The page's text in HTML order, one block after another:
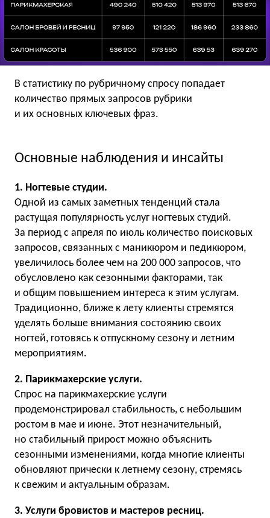
В статистику по рубричному спросу попадает
количество прямых запросов рубрики
и их основных ключевых фраз.
Основные наблюдения и инсайты
1. Ногтевые студии.
Одной из самых заметных тенденций стала
растущая популярность услуг ногтевых студий.
За период с апреля по июль количество поисковых
запросов, связанных с маникюром и педикюром,
увеличилось более чем на 200 000 запросов, что
обусловлено как сезонными факторами, так
и общим повышением интереса к этим услугам.
Традиционно, ближе к лету клиенты стремятся
уделять больше внимания состоянию своих
ногтей, готовясь к отпускному сезону и летним
мероприятиям.
2. Парикмахерские услуги.
Спрос на парикмахерские услуги
продемонстрировал стабильность, с небольшим
ростом в мае и июне. Этот незначительный,
но стабильный прирост можно объяснить
сезонными изменениями, когда многие клиенты
обновляют прически к летнему сезону, стремясь
к свежим и актуальным образам.
3. Услуги бровистов и мастеров ресниц.